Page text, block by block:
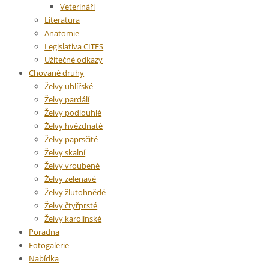
Veterináři
Literatura
Anatomie
Legislativa CITES
Užitečné odkazy
Chované druhy
Želvy uhlířské
Želvy pardálí
Želvy podlouhlé
Želvy hvězdnaté
Želvy paprsčité
Želvy skalní
Želvy vroubené
Želvy zelenavé
Želvy žlutohnědé
Želvy čtyřprsté
Želvy karolínské
Poradna
Fotogalerie
Nabídka